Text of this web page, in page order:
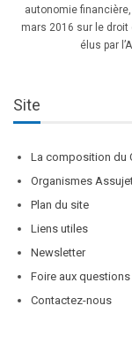
autonomie
mars 2016 sur le droit
élus par
Site
La composition du
Organismes
Plan du site
Liens utiles
Newsletter
Foire aux questions
Contactez-nous